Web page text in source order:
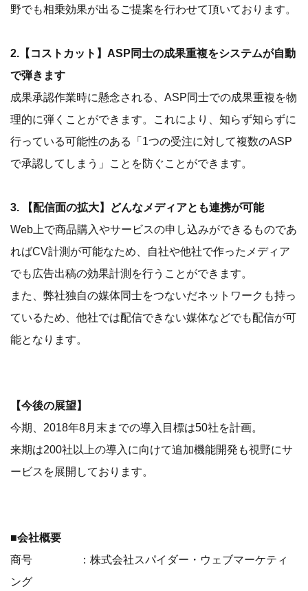
野でも相乗効果が出るご提案を行わせて頂いております。
2.【コストカット】ASP同士の成果重複をシステムが自動
で弾きます
成果承認作業時に懸念される、ASP同士での成果重複を物
理的に弾くことができます。これにより、知らず知らずに
行っている可能性のある「1つの受注に対して複数のASP
で承認してしまう」ことを防ぐことができます。
3. 【配信面の拡大】どんなメディアとも連携が可能
Web上で商品購入やサービスの申し込みができるものであ
ればCV計測が可能なため、自社や他社で作ったメディア
でも広告出稿の効果計測を行うことができます。
また、弊社独自の媒体同士をつないだネットワークも持っ
ているため、他社では配信できない媒体などでも配信が可
能となります。
【今後の展望】
今期、2018年8月末までの導入目標は50社を計画。
来期は200社以上の導入に向けて追加機能開発も視野にサ
ービスを展開しております。
■会社概要
商号 ：株式会社スパイダー・ウェブマーケティ
ング